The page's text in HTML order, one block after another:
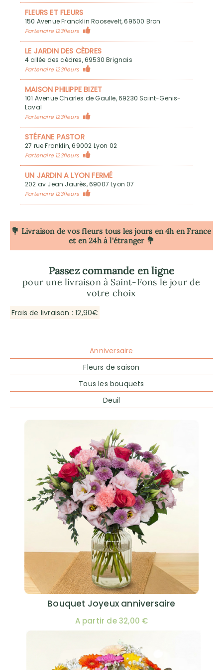
FLEURS ET FLEURS
150 Avenue Francklin Roosevelt, 69500 Bron
Partenaire 123fleurs
LE JARDIN DES CÈDRES
4 allée des cèdres, 69530 Brignais
Partenaire 123fleurs
MAISON PHILIPPE BIZET
101 Avenue Charles de Gaulle, 69230 Saint-Genis-
Laval
Partenaire 123fleurs
STÉFANE PASTOR
27 rue Franklin, 69002 Lyon 02
Partenaire 123fleurs
UN JARDIN A LYON FERMÉ
202 av Jean Jaurès, 69007 Lyon 07
Partenaire 123fleurs
💐 Livraison de vos fleurs tous les jours en 4h en France
et en 24h à l'étranger 💐
Passez commande en ligne
pour une livraison à Saint-Fons le jour de
votre choix
Frais de livraison : 12,90€
Anniversaire
Fleurs de saison
Tous les bouquets
Deuil
Bouquet Joyeux anniversaire
A partir de 32,00 €